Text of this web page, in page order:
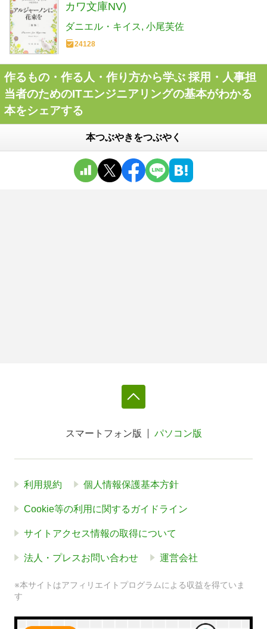
カワ文庫NV)
ダニエル・キイス 小尾芙佐
24128
作るもの・作る人・作り方から学ぶ 採用・人事担
当者のためのITエンジニアリングの基本がわかる
本をシェアする
本つぶやきをつぶやく
スマートフォン版 パソコン版
利用規約 個人情報保護基本方針
Cookie等の利用に関するガイドライン
サイトアクセス情報の取得について
法人・プレスお問い合わせ 運営会社
※本サイトはアフィリエイトプログラムによる収益を得ていま
す